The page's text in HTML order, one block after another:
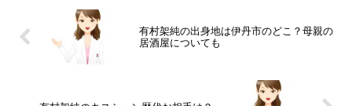
有村架純の出身地は伊丹市のどこ？母親の
居酒屋についても